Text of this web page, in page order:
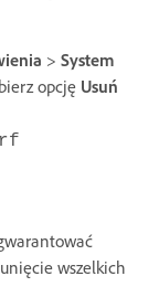
> System
opcję Usuń
wszelkich